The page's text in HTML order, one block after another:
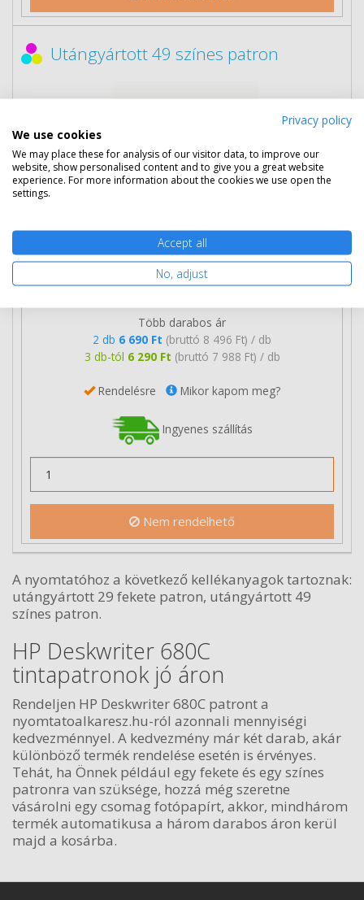
Utángyártott 49 színes patron
7 090 Ft (bruttó 9 004 Ft)
Több darabos ár
2 db 6 690 Ft (bruttó 8 496 Ft) / db
3 db-tól 6 290 Ft (bruttó 7 988 Ft) / db
Rendelésre Mikor kapom meg?
Ingyenes szállítás
Nem rendelhető
A nyomtatóhoz a következő kellékanyagok tartoznak:
utángyártott 29 fekete patron, utángyártott 49
színes patron.
HP Deskwriter 680C
tintapatronok jó áron
Rendeljen HP Deskwriter 680C patront a
nyomtatoalkaresz.hu-ról azonnali mennyiségi
kedvezménnyel. A kedvezmény már két darab, akár
különböző termék rendelése esetén is érvényes.
Tehát, ha Önnek például egy fekete és egy színes
patronra van szüksége, hozzá még szeretne
vásárolni egy csomag fotópapírt, akkor, mindhárom
termék automatikusa a három darabos áron kerül
majd a kosárba.
Privacy policy
We use cookies
We may place these for analysis of our visitor data, to improve our
website, show personalised content and to give you a great website
experience. For more information about the cookies we use open the
settings.
Accept all
No, adjust